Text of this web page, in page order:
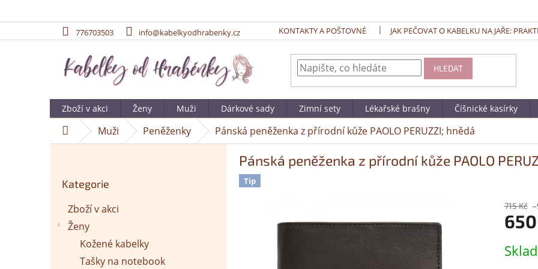
776703503 info@kabelkyodhrabenky.cz KONTAKTY A POŠTOVNÉ JAK PEČOVAT O KABELKU NA JAŘE:
HLEDAT
Zboží v akci Ženy Muži Dárkové sady Zimní sety Lékařské brašny Číšnické kasírky
DomůMuži Peněženky Pánská peněženka z přírodní kůže PAOLO PERUZZI; hnědá
kategorie
Kategorie
Zboží v akci
Ženy
Kožené kabelky
Tašky na notebook
Pánská peněženka z přírodní kůže PAOLO
Tip
715 Kč
cena: